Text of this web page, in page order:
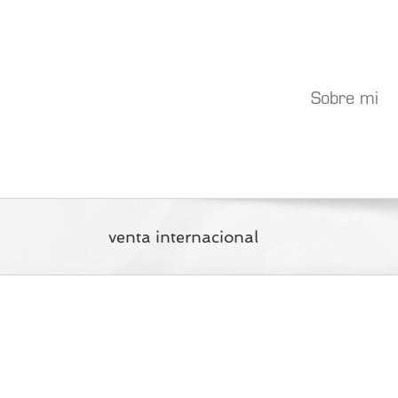
Sobre mi
venta internacional